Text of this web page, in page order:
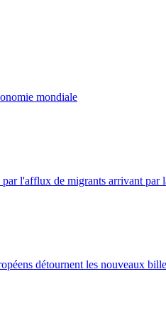
mondiale
par l'afflux de migrants arrivant par
détournent les nouveaux